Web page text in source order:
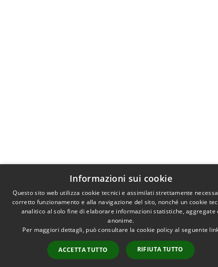
Informazioni sui cookie
Questo sito web utilizza cookie tecnici e assimilati strettamente
corretto funzionamento e alla navigazione del sito, nonché un cookie
analitico al solo fine di elaborare informazioni statistiche, aggregate
anonime.
Per maggiori dettagli, può consultare la cookie policy al seguente
ACCETTA TUTTO RIFIUTA TUTTO